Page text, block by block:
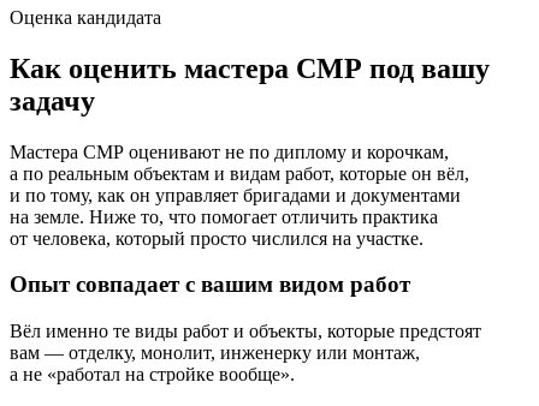
Оценка кандидата
Как оценить мастера СМР под вашу
задачу
Мастера СМР оценивают не по диплому и корочкам,
а по реальным объектам и видам работ, которые он вёл,
и по тому, как он управляет бригадами и документами
на земле. Ниже то, что помогает отличить практика
от человека, который просто числился на участке.
Опыт совпадает с вашим видом работ
Вёл именно те виды работ и объекты, которые предстоят
вам — отделку, монолит, инженерку или монтаж,
а не «работал на стройке вообще».